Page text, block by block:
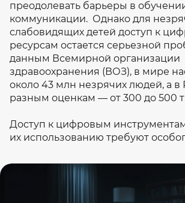
преодолевать барьеры в
коммуникации. Однако для
слабовидящих детей доступ к
ресурсам остается серьезной
данным Всемирной организации
здравоохранения (ВОЗ), в мире
около 43 млн незрячих людей, а в
разным оценкам — от 300 до 500
Доступ к цифровым
их использованию требуют